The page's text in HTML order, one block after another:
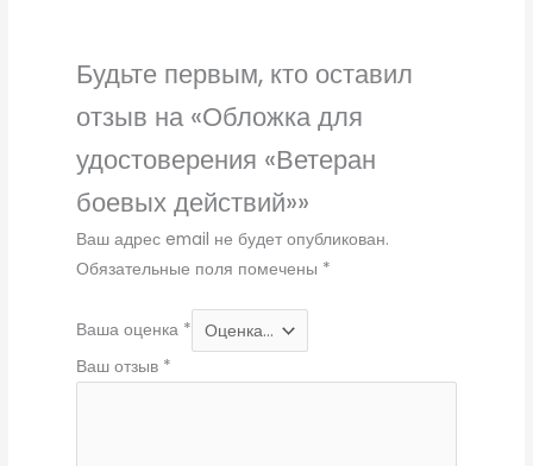
Будьте первым, кто оставил
отзыв на «Обложка для
удостоверения «Ветеран
боевых действий»»
Ваш адрес email не будет опубликован.
Обязательные поля помечены *
Ваша оценка *
Ваш отзыв *